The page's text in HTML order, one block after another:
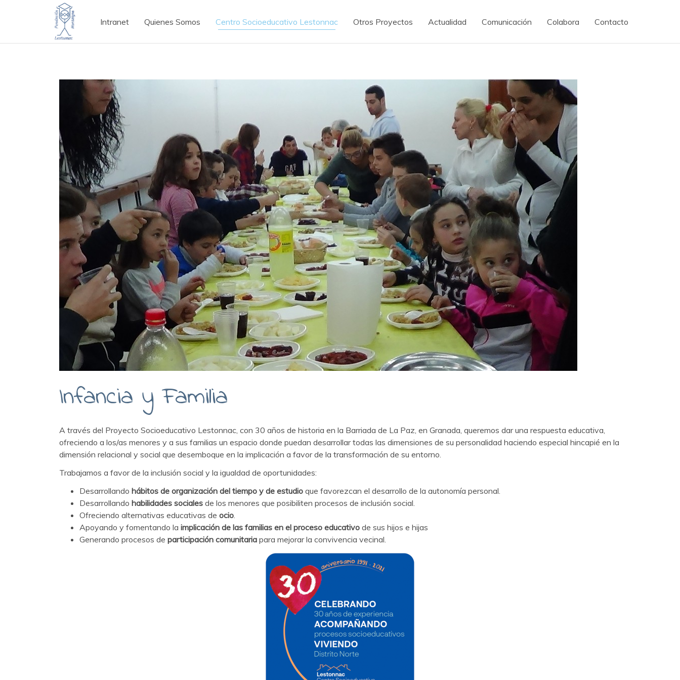
Intranet Quienes Somos Centro Socioeducativo Lestonnac Otros Proyectos Actualidad Comunicación Colabora Contacto
Infancia y Familia
A través del Proyecto Socioeducativo Lestonnac, con 30 años de historia en la Barriada de La Paz, en Granada, queremos dar una respuesta educativa,
ofreciendo a los/as menores y a sus familias un espacio donde puedan desarrollar todas las dimensiones de su personalidad haciendo especial hincapié en la
dimensión relacional y social que desemboque en la implicación a favor de la transformación de su entorno.
Trabajamos a favor de la inclusión social y la igualdad de oportunidades:
Desarrollando hábitos de organización del tiempo y de estudio que favorezcan el desarrollo de la autonomía personal.
Desarrollando habilidades sociales de los menores que posibiliten procesos de inclusión social.
Ofreciendo alternativas educativas de ocio.
Apoyando y fomentando la implicación de las familias en el proceso educativo de sus hijos e hijas
Generando procesos de participación comunitaria para mejorar la convivencia vecinal.